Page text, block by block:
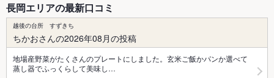
長岡エリアの最新口コミ
越後の台所 すずきち
ちかおさんの2026年08月の投稿
地場産野菜がたくさんのプレートにしました。玄米ご飯かパンか選べて
蒸し器でふっくらして美味し…